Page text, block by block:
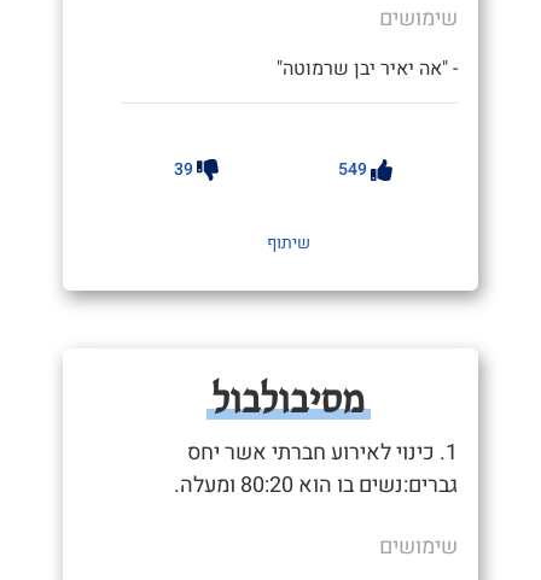
שימושים
- "אה יאיר יבן שרמוטה"
549
39
שיתוף
מסיבולבול
1. כינוי לאירוע חברתי אשר יחס
גברים:נשים בו הוא 80:20 ומעלה.
שימושים